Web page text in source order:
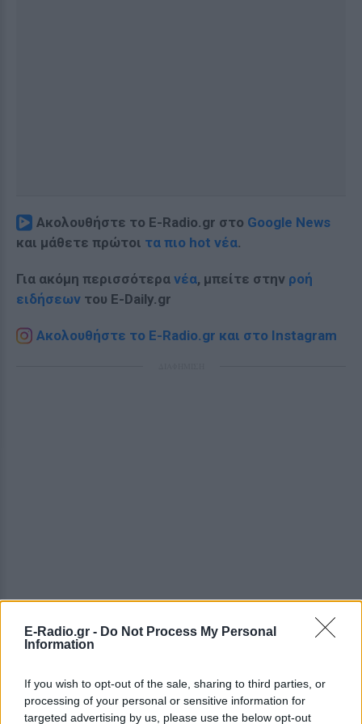
E-Radio.gr - Do Not Process My Personal
Information
If you wish to opt-out of the sale, sharing to third parties, or
processing of your personal or sensitive information for
targeted advertising by us, please use the below opt-out
Ακολουθήστε το E-Radio.gr στο Google News
και μάθετε πρώτοι τα πιο hot νέα.
Για ακόμη περισσότερα νέα, μπείτε στην ροή
ειδήσεων του E-Daily.gr
Ακολουθήστε το E-Radio.gr και στο Instagram